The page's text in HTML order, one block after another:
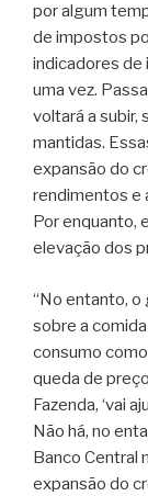
por algum
de impostos
indicadores de
uma vez.
voltará a subir,
mantidas.
expansão do
rendimentos e
Por enquanto,
elevação dos
“No entanto, o
sobre a
consumo
queda de
Fazenda, ‘vai
Não há, no
Banco Central
expansão do